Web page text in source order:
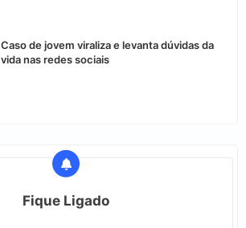
Caso de jovem viraliza e levanta dúvidas da
vida nas redes sociais
Fique Ligado